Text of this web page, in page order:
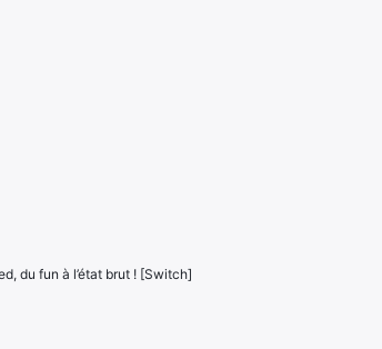
du fun à l’état brut ! [Switch]